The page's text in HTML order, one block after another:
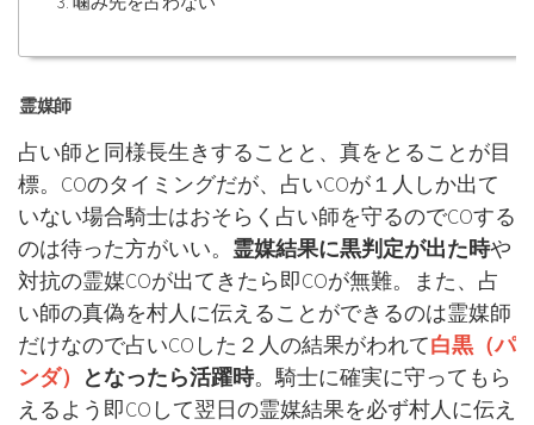
霊媒師
占い師と同様長生きすることと、真をとることが目
標。COのタイミングだが、占いCOが１人しか出て
いない場合騎士はおそらく占い師を守るのでCOする
のは待った方がいい。 霊媒結果に黒判定が出た時や
対抗の霊媒COが出てきたら即COが無難。また、占
い師の真偽を村人に伝えることができるのは霊媒師
だけなので占いCOした２人の結果がわれて白黒（パ
ンダ）
となったら活躍時。騎士に確実に守ってもら
えるよう即COして翌日の霊媒結果を必ず村人に伝え